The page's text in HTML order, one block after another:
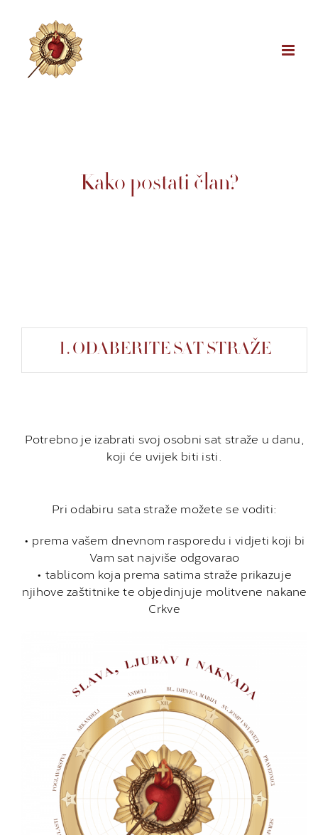
content
Kako postati član?
1. ODABERITE SAT STRAŽE
Potrebno je izabrati svoj osobni sat straže u danu,
koji će uvijek biti isti.
Pri odabiru sata straže možete se voditi:
• prema vašem dnevnom rasporedu i vidjeti koji bi
Vam sat najviše odgovarao
• tablicom koja prema satima straže prikazuje
njihove zaštitnike te objedinjuje molitvene nakane
Crkve